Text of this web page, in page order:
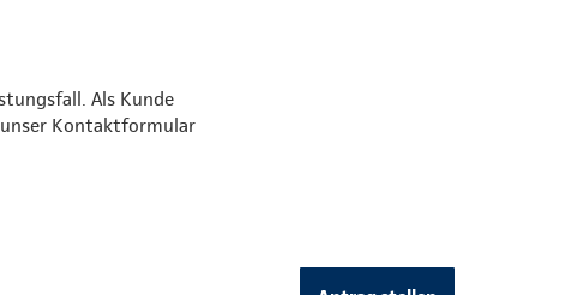
Als Kunde
Kontaktformular